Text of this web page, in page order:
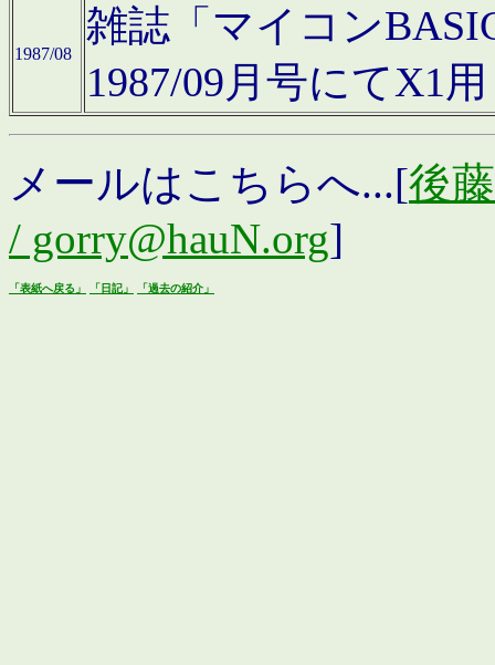
1987/08
雑誌「マイコン
1987/09月号にてX1
メールはこちらへ...[後
/ gorry@hauN.org]
「表紙へ戻る」 「日記」 「過去の紹介」